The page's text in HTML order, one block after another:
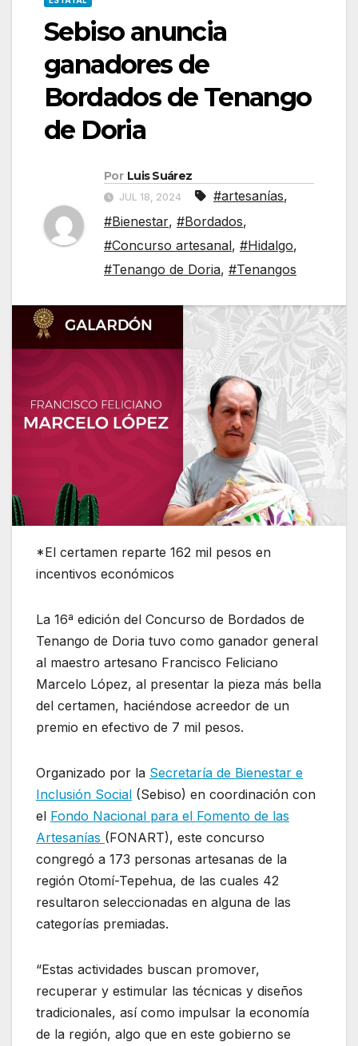
Sebiso anuncia
ganadores de
Bordados de Tenango
de Doria
Por Luis Suárez
JUL 18, 2024 #artesanías,
#Bienestar, #Bordados,
#Concurso artesanal, #Hidalgo,
#Tenango de Doria, #Tenangos
*El certamen reparte 162 mil pesos en
incentivos económicos
La 16ª edición del Concurso de Bordados de
Tenango de Doria tuvo como ganador general
al maestro artesano Francisco Feliciano
Marcelo López, al presentar la pieza más bella
del certamen, haciéndose acreedor de un
premio en efectivo de 7 mil pesos.
Organizado por la Secretaría de Bienestar e
Inclusión Social (Sebiso) en coordinación con
el Fondo Nacional para el Fomento de las
Artesanías (FONART), este concurso
congregó a 173 personas artesanas de la
región Otomí-Tepehua, de las cuales 42
resultaron seleccionadas en alguna de las
categorías premiadas.
“Estas actividades buscan promover,
recuperar y estimular las técnicas y diseños
tradicionales, así como impulsar la economía
de la región, algo que en este gobierno se